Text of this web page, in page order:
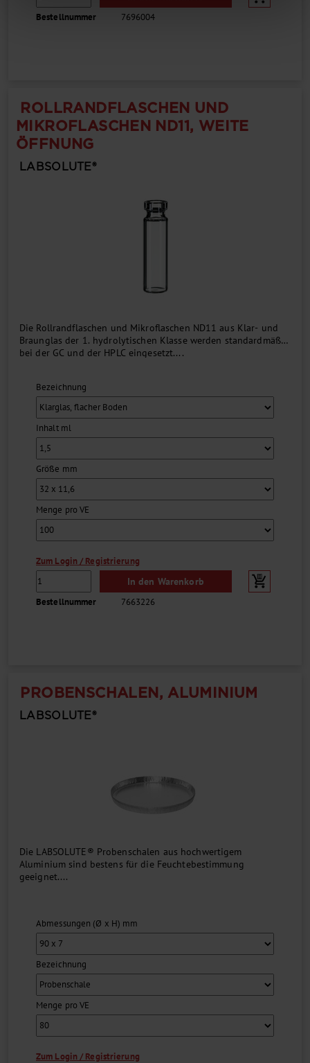
Bestellnummer 7696004
ROLLRANDFLASCHEN UND
MIKROFLASCHEN ND11, WEITE
ÖFFNUNG
LABSOLUTE®
Die Rollrandflaschen und Mikroflaschen ND11 aus Klar- und
Braunglas der 1. hydrolytischen Klasse werden standardmäßig
bei der GC und der HPLC eingesetzt....
Bezeichnung
Inhalt ml
Größe mm
Menge pro VE
Zum Login / Registrierung
In den Warenkorb
Bestellnummer 7663226
PROBENSCHALEN, ALUMINIUM
LABSOLUTE®
Die LABSOLUTE® Probenschalen aus hochwertigem
Aluminium sind bestens für die Feuchtebestimmung
geeignet....
Abmessungen (Ø x H) mm
Bezeichnung
Menge pro VE
Zum Login / Registrierung